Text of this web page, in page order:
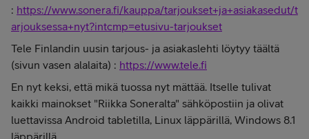
: https://www.sonera.fi/kauppa/tarjoukset+ja+asiakasedut/t
arjouksessa+nyt?intcmp=etusivu-tarjoukset
Tele Finlandin uusin tarjous- ja asiakaslehti löytyy täältä
(sivun vasen alalaita) : https://www.tele.fi
En nyt keksi, että mikä tuossa nyt mättää. Itselle tulivat
kaikki mainokset "Riikka Soneralta" sähköpostiin ja olivat
luettavissa Android tabletilla, Linux läppärillä, Windows 8.1
läppärillä.